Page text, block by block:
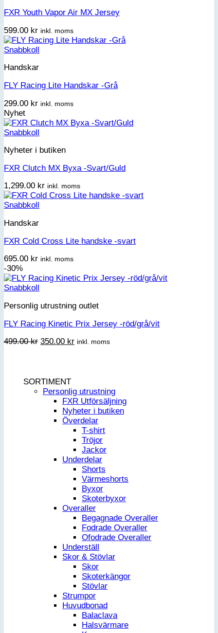
FXR Youth Vapor Air MX Jersey
599.00 kr inkl. moms
Snabbkoll
Handskar
FLY Racing Lite Handskar -Grå
299.00 kr inkl. moms
Nyhet
Snabbkoll
Nyheter i butiken
FXR Clutch MX Byxa -Svart/Guld
1,299.00 kr inkl. moms
Snabbkoll
Handskar
FXR Cold Cross Lite handske -svart
695.00 kr inkl. moms
-30%
Snabbkoll
Personlig utrustning outlet
FLY Racing Kinetic Prix Jersey -röd/grå/vit
499.00kr Det
499.00 kr.
350.00 krDet
inkl. moms
SORTIMENT
Personlig utrustning
FXR Utförsäljning
Nyheter i butiken
Överdelar
T-shirt
Tröjor
Jackor
Underdelar
Shorts
Värmeshorts
Byxor
Skoterbyxor
Overaller
Begagnade Overaller
Fodrade Overaller
Ofodrade Overaller
Underställ
Skor & Stövlar
Skor
Skoterkängor
Stövlar
Strumpor
Huvudbonad
Balaclava
Halsvärmare